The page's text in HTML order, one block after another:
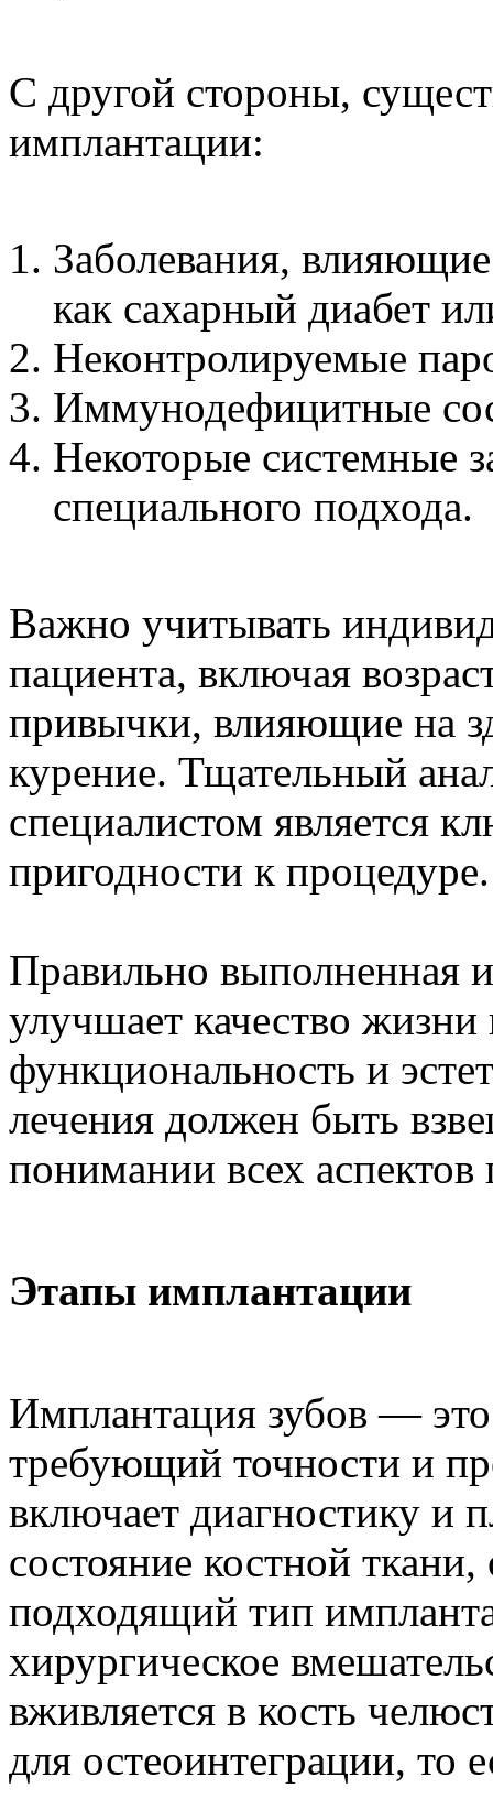
С другой стороны,
имплантации:
Заболевания,
как сахарный диабет
Неконтролируемые
Иммунодефицитные
Некоторые системные
специального подхода.
Важно учитывать
пациента, включая
привычки, влияющие на
курение. Тщательный
специалистом является
пригодности к процедуре.
Правильно выполненная
улучшает качество жизни
функциональность и
лечения должен быть
понимании всех
Этапы имплантации
Имплантация зубов —
требующий точности и
включает диагностику и
состояние костной
подходящий тип
хирургическое
вживляется в кость
для остеоинтеграции, то